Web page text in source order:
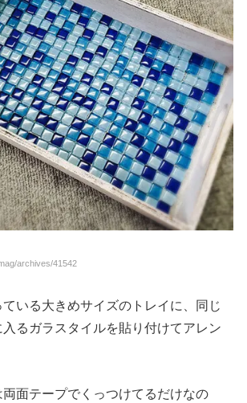
archives/41542
いる大きめサイズのトレイに、同じ
入るガラスタイルを貼り付けてアレン
面テープでくっつけてるだけなの